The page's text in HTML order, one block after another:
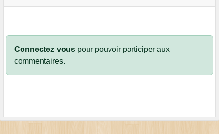
Connectez-vous pour pouvoir participer aux
commentaires.